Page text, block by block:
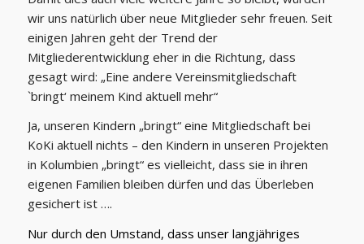
wir uns natürlich über neue Mitglieder sehr freuen. Seit
einigen Jahren geht der Trend der
Mitgliederentwicklung eher in die Richtung, dass
gesagt wird: „Eine andere Vereinsmitgliedschaft
`bringt‘ meinem Kind aktuell mehr“
Ja, unseren Kindern „bringt“ eine Mitgliedschaft bei
KoKi aktuell nichts – den Kindern in unseren Projekten
in Kolumbien „bringt“ es vielleicht, dass sie in ihren
eigenen Familien bleiben dürfen und das Überleben
gesichert ist ….
Nur durch den Umstand, dass unser langjähriges